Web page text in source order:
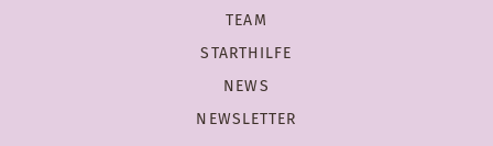
TEAM
STARTHILFE
NEWS
NEWSLETTER